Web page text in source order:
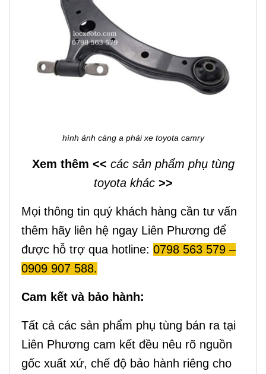
hình ảnh càng a phải xe toyota camry
Xem thêm << các sản phẩm phụ tùng
toyota khác>>
Mọi thông tin quý khách hàng cần tư vấn
thêm hãy liên hệ ngay Liên Phương để
được hỗ trợ qua hotline: 0798 563 579 –
0909 907 588.
Cam kết và bảo hành:
Tất cả các sản phẩm phụ tùng bán ra tại
Liên Phương cam kết đều nêu rõ nguồn
gốc xuất xứ, chế độ bảo hành riêng cho